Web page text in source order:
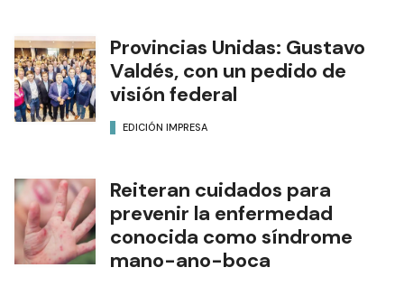
Provincias Unidas: Gustavo
Valdés, con un pedido de
visión federal
EDICIÓN IMPRESA
Reiteran cuidados para
prevenir la enfermedad
conocida como síndrome
mano-ano-boca